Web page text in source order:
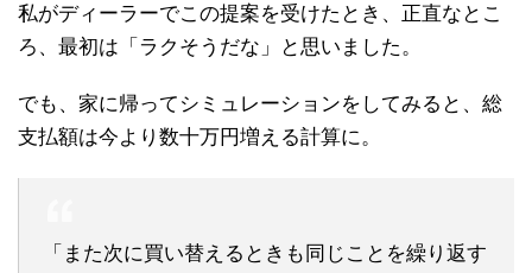
私がディーラーでこの提案を受けたとき、正直なとこ
ろ、最初は「ラクそうだな」と思いました。
でも、家に帰ってシミュレーションをしてみると、総
支払額は今より数十万円増える計算に。
「また次に買い替えるときも同じことを繰り返す